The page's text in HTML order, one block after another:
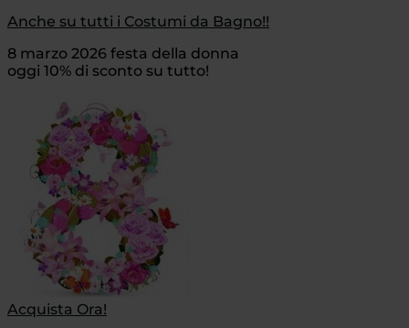
Anche su tutti i Costumi da Bagno!!
8 marzo 2026 festa della donna
oggi 10% di sconto su tutto!
Acquista Ora!